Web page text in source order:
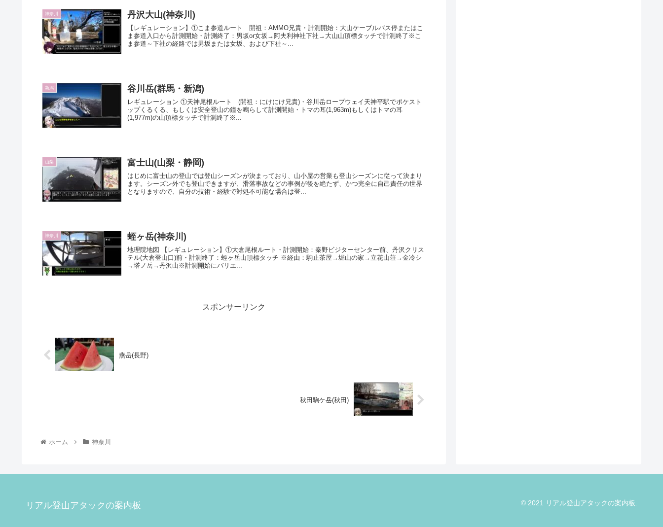
神奈川 丹沢大山(神奈川)
【レギュレーション】①こま参道ルート 開祖：AMMO兄貴・計測開始：大山ケーブルバス停またはこ
ま参道入口から計測開始・計測終了：男坂or女坂→阿夫利神社下社→大山山頂標タッチで計測終了※こ
ま参道～下社の経路では男坂または女坂、および下社～...
新潟 谷川岳(群馬・新潟)
レギュレーション ①天神尾根ルート (開祖：にけにけ兄貴)・谷川岳ロープウェイ天神平駅でポケスト
ップくるくる、もしくは安全登山の鐘を鳴らして計測開始・トマの耳(1,963m)もしくはトマの耳
(1,977m)の山頂標タッチで計測終了※...
山梨 富士山(山梨・静岡)
はじめに富士山の登山では登山シーズンが決まっており、山小屋の営業も登山シーズンに従って決まり
ます。シーズン外でも登山できますが、滑落事故などの事例が後を絶たず、かつ完全に自己責任の世界
となりますので、自分の技術・経験で対処不可能な場合は登...
神奈川 蛭ヶ岳(神奈川)
地理院地図 【レギュレーション】①大倉尾根ルート・計測開始：秦野ビジターセンター前、丹沢クリス
テル(大倉登山口)前・計測終了：蛭ヶ岳山頂標タッチ ※経由：駒止茶屋→堀山の家→立花山荘→金冷シ
→塔ノ岳→丹沢山※計測開始にバリエ...
スポンサーリンク
燕岳(長野)
秋田駒ケ岳(秋田)
ホーム 神奈川
リアル登山アタックの案内板 © 2021 リアル登山アタックの案内板.